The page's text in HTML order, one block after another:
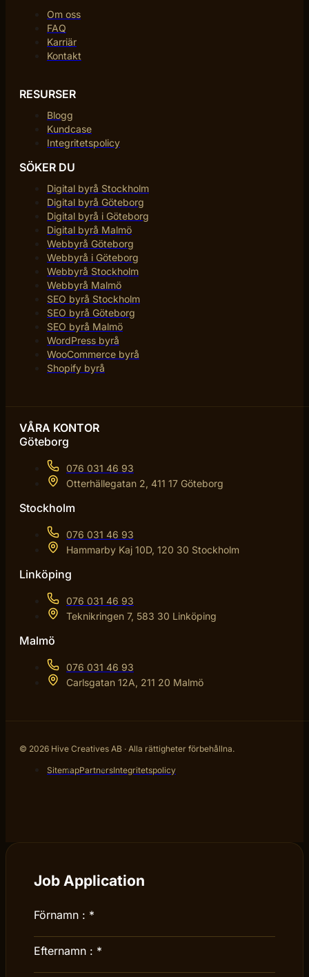
Om oss
FAQ
Karriär
Kontakt
RESURSER
Blogg
Kundcase
Integritetspolicy
SÖKER DU
Digital byrå Stockholm
Digital byrå Göteborg
Digital byrå i Göteborg
Digital byrå Malmö
Webbyrå Göteborg
Webbyrå i Göteborg
Webbyrå Stockholm
Webbyrå Malmö
SEO byrå Stockholm
SEO byrå Göteborg
SEO byrå Malmö
WordPress byrå
WooCommerce byrå
Shopify byrå
VÅRA KONTOR
Göteborg
076 031 46 93
Otterhällegatan 2, 411 17 Göteborg
Stockholm
076 031 46 93
Hammarby Kaj 10D, 120 30 Stockholm
Linköping
076 031 46 93
Teknikringen 7, 583 30 Linköping
Malmö
076 031 46 93
Carlsgatan 12A, 211 20 Malmö
© 2026 Hive Creatives AB · Alla rättigheter förbehållna.
SitemapPartnersIntegritetspolicy
Job Application
Förnamn : *
Efternamn : *